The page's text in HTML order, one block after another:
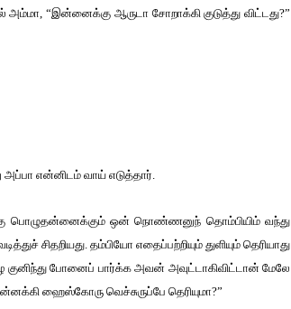
“இன்னைக்கு ஆருடா சோறாக்கி குடுத்து விட்டது?”
என்னிடம் வாய் எடுத்தார்.
பொழுதன்னைக்கும் ஒன் நொண்ணனுந் தொம்பியிம் வந்து
சிதறியது. தம்பியோ எதைப்பற்றியும் துளியும் தெரியாது
குனிந்து போனைப் பார்க்க அவன் அவுட்டாகிவிட்டான் மேலே
ஹைஸ்கோரு வெச்சுருப்பே தெரியுமா?”